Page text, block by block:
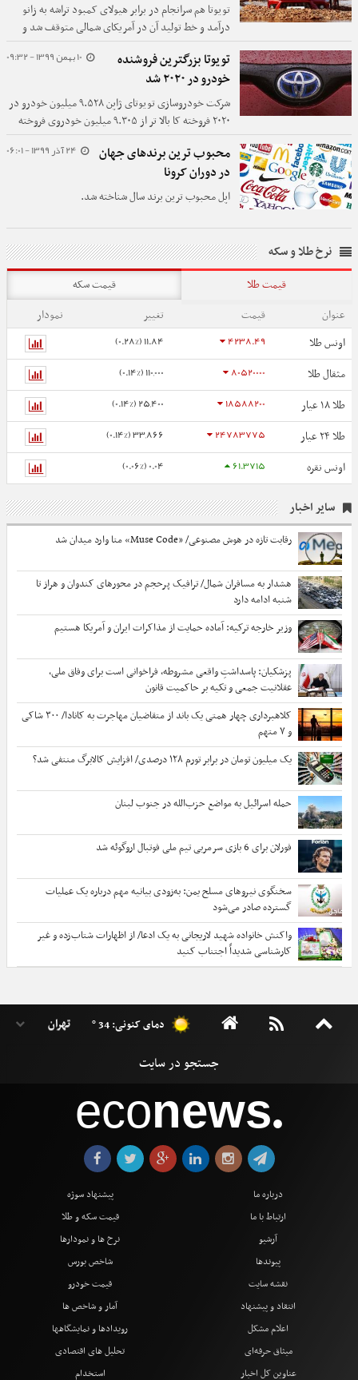
تویوتا هم سرانجام در برابر هیولای کمبود تراشه به زانو
درآمد و خط تولید آن در آمریکای شمالی متوقف شد و
قرار است ۴۰ درصد کمتر از برنامه تولید داشته باشد.
10 بهمن 1399 - 09:32
تویوتا بزرگترین فروشنده
خودرو در ۲۰۲۰ شد
شرکت خودروسازی تویوتای ژاپن ۹.۵۲۸ میلیون خودرو در
۲۰۲۰ فروخته کا بالا تر از ۹.۳۰۵ میلیون خودروی فروخته
شده توسط ولکس واگن آلمان است. به این ترتیب تویوتا
رتبه برتر در فروش خودرو در جهان را به دست آورده است.
24 آذر 1399 - 06:01
محبوب ترین برندهای جهان
در دوران کرونا
اپل محبوب ترین برند سال شناخته شد.
نرخ طلا و سکه
قیمت طلا
قیمت سکه
عنوان
قیمت تغییر
نمودار
اونس طلا
4238.49
11.84 (0.28%)
مثقال طلا 80520000
110,000 (0.14%)
طلا ۱۸ عیار 18588200
25,400 (0.14%)
طلا ۲۴ عیار 24783775
33,866 (0.14%)
اونس نقره 61.3715
0.04 (0.06%)
سایر اخبار
رقابت تازه در هوش مصنوعی/ «Muse Code» متا وارد میدان شد
هشدار به مسافران شمال/ ترافیک پرحجم در محورهای کندوان و هراز تا
شنبه ادامه دارد
وزیر خارجه ترکیه: آماده حمایت از مذاکرات ایران و آمریکا هستیم
پزشکیان: پاسداشتِ واقعی مشروطه، فراخوانی است برای وفاق ملی،
عقلانیت جمعی و تکیه بر حاکمیت قانون
کلاهبرداری چهار همتی یک باند از متقاضیان مهاجرت به کانادا/ ۳۰۰ شاکی
و ۷ متهم
یک میلیون تومان در برابر تورم ۱۲۸ درصدی/ افزایش کالابرگ منتفی شد؟
حمله اسرائیل به مواضع حزب‌الله در جنوب لبنان
فورلان برای 6 بازی سرمربی تیم ملی فوتبال اروگوئه شد
سخنگوی نیروهای مسلح یمن: به‌زودی بیانیه مهم درباره یک عملیات
گسترده صادر می‌شود
واکنش خانواده شهید لاریجانی به یک ادعا/ از اظهارات شتاب‌زده و غیر
کارشناسی شدیداً اجتناب کنید
دمای کنونی: 34 °
econews●
درباره ما
ارتباط با ما
آرشیو
پیوندها
نقشه سایت
انتقاد و پیشنهاد
اعلام مشکل
میثاق حرفه‌ای
پیشنهاد سوژه
قیمت سکه و طلا
نرخ ها و نمودارها
شاخص بورس
قیمت خودرو
آمار و شاخص ها
رویدادها و نمایشگاهها
تحلیل های اقتصادی
عناوین کل اخبار
استخدام